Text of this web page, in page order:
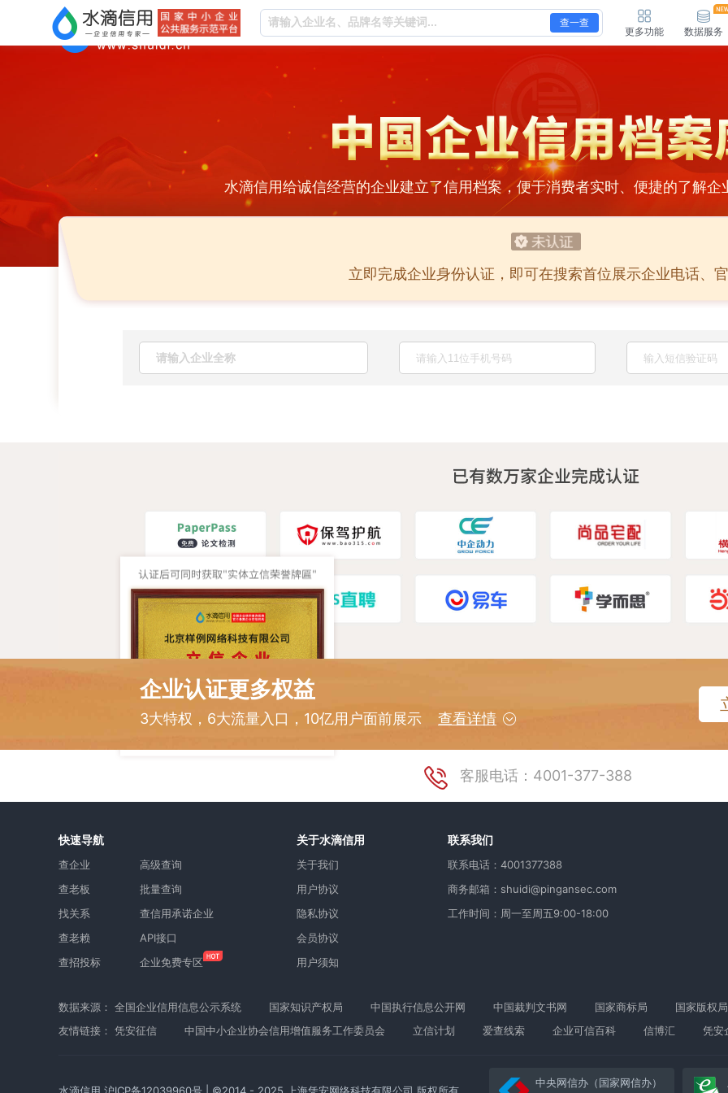
查一查
更多功能 数据服务
水滴信用给诚信经营的企业建立了信用档案，便于消费者实时、便捷的了解企
立即完成企业身份认证，即可在搜索首位展示企业电话、
企业认证更多权益
3大特权，6大流量入口，10亿用户面前展示 查看详情
客服电话：4001-377-388
快速导航
查企业
查老板
找关系
查老赖
查招投标
高级查询
批量查询
查信用承诺企业
API接口
企业免费专区
关于水滴信用
关于我们
用户协议
隐私协议
会员协议
用户须知
联系我们
联系电话：4001377388
商务邮箱：shuidi@pingansec.com
工作时间：周一至周五9:00-18:00
数据来源： 全国企业信用信息公示系统 国家知识产权局 中国执行信息公开网 中国裁判文书网 国家商标局
国家版权局
友情链接： 凭安征信 中国中小企业协会信用增值服务工作委员会 立信计划 爱查线索 企业可信百科 信博汇 凭安
水滴信用 沪ICP备12039960号 | ©2014 - 2025 上海凭安网络科技有限公司 版权所有
中央网信办（国家网信办）